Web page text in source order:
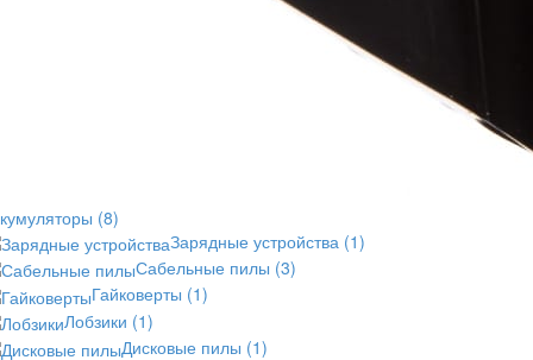
(8)
Зарядные устройства (1)
Сабельные пилы (3)
Гайковерты (1)
Лобзики (1)
Дисковые пилы (1)